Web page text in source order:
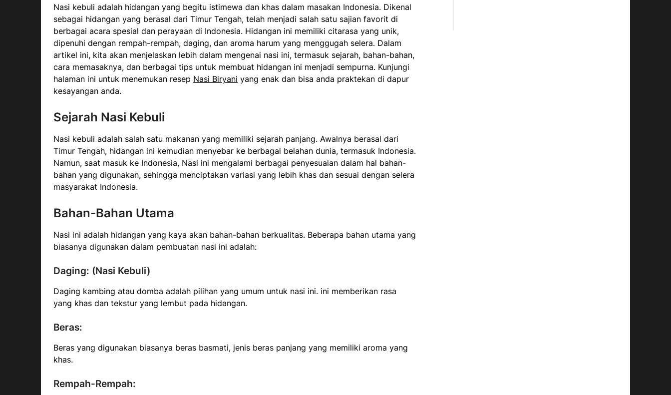
Nasi kebuli adalah hidangan yang begitu istimewa dan khas dalam masakan Indonesia. Dikenal
sebagai hidangan yang berasal dari Timur Tengah, telah menjadi salah satu sajian favorit di
berbagai acara spesial dan perayaan di Indonesia. Hidangan ini memiliki citarasa yang unik,
dipenuhi dengan rempah-rempah, daging, dan aroma harum yang menggugah selera. Dalam
artikel ini, kita akan menjelaskan lebih dalam mengenai nasi ini, termasuk sejarah, bahan-bahan,
cara memasaknya, dan berbagai tips untuk membuat hidangan ini menjadi sempurna. Kunjungi
halaman ini untuk menemukan resep Nasi Biryani yang enak dan bisa anda praktekan di dapur
kesayangan anda.
Sejarah Nasi Kebuli
Nasi kebuli adalah salah satu makanan yang memiliki sejarah panjang. Awalnya berasal dari
Timur Tengah, hidangan ini kemudian menyebar ke berbagai belahan dunia, termasuk Indonesia.
Namun, saat masuk ke Indonesia, Nasi ini mengalami berbagai penyesuaian dalam hal bahan-
bahan yang digunakan, sehingga menciptakan variasi yang lebih khas dan sesuai dengan selera
masyarakat Indonesia.
Bahan-Bahan Utama
Nasi ini adalah hidangan yang kaya akan bahan-bahan berkualitas. Beberapa bahan utama yang
biasanya digunakan dalam pembuatan nasi ini adalah:
Daging: (Nasi Kebuli)
Daging kambing atau domba adalah pilihan yang umum untuk nasi ini. ini memberikan rasa
yang khas dan tekstur yang lembut pada hidangan.
Beras:
Beras yang digunakan biasanya beras basmati, jenis beras panjang yang memiliki aroma yang
khas.
Rempah-Rempah: